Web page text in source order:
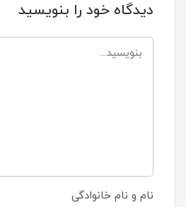
دیدگاه خود را بنویسید
نام و نام خانوادگی